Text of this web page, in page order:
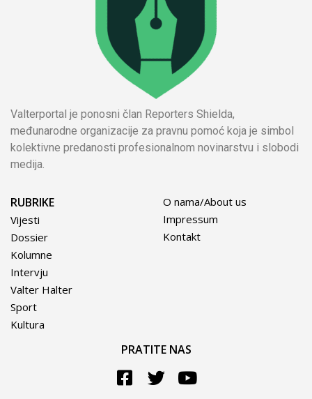
Valterportal je ponosni član Reporters Shielda,
međunarodne organizacije za pravnu pomoć koja je simbol
kolektivne predanosti profesionalnom novinarstvu i slobodi
medija.
RUBRIKE
Vijesti
Dossier
Kolumne
Intervju
Valter Halter
Sport
Kultura
O nama/About us
Impressum
Kontakt
PRATITE NAS